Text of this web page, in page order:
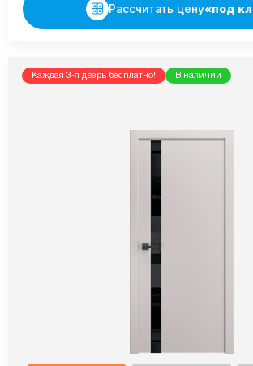
Рассчитать цену«под
Каждая 3-я дверь бесплатно! В наличии